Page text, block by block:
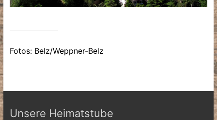
Fotos: Belz/Weppner-Belz
Unsere Heimatstube